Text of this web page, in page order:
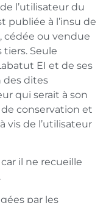
l’utilisateur du
publiée à l’insu de
cédée ou vendue
Seule
EI et de ses
des dites
qui serait à son
conservation et
vis de l’utilisateur
car il ne recueille
par les